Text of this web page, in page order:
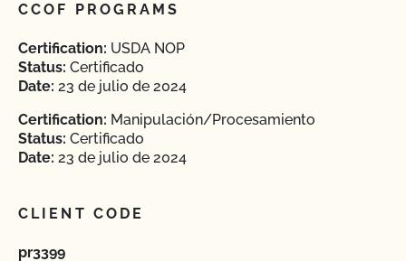
CCOF PROGRAMS
Certification: USDA NOP
Status: Certificado
Date: 23 de julio de 2024
Certification: Manipulación/Procesamiento
Status: Certificado
Date: 23 de julio de 2024
CLIENT CODE
pr3399